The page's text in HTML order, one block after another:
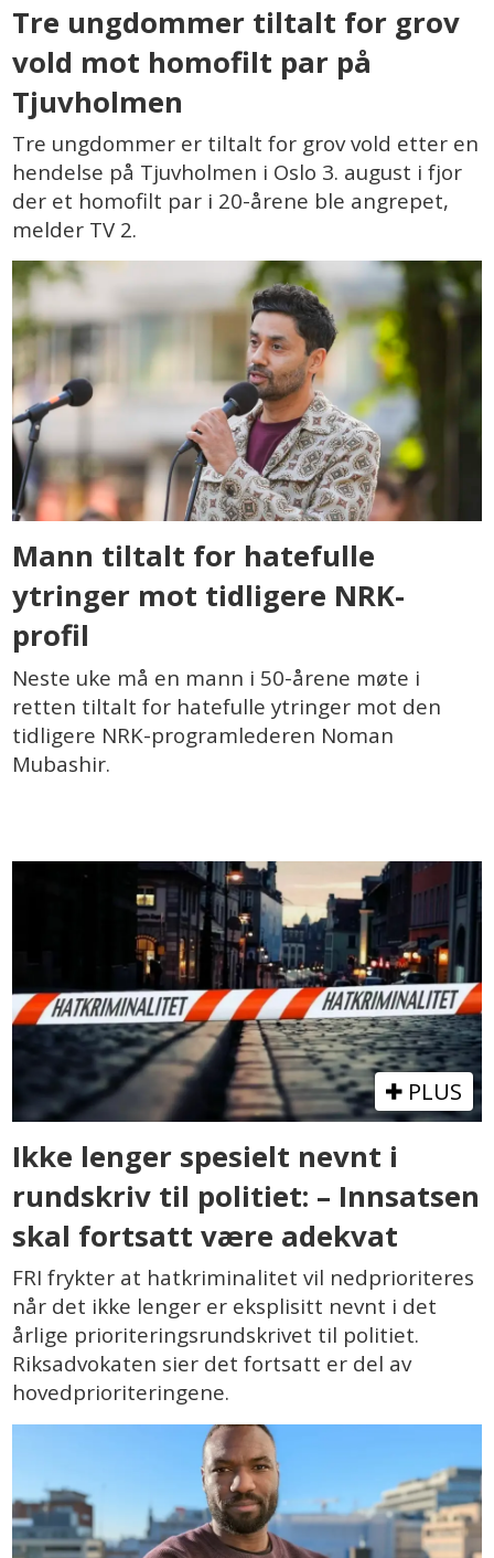
Tre ungdommer tiltalt for grov
vold mot homofilt par på
Tjuvholmen
Tre ungdommer er tiltalt for grov vold etter en
hendelse på Tjuvholmen i Oslo 3. august i fjor
der et homofilt par i 20-årene ble angrepet,
melder TV 2.
Mann tiltalt for hatefulle
ytringer mot tidligere NRK-
profil
Neste uke må en mann i 50-årene møte i
retten tiltalt for hatefulle ytringer mot den
tidligere NRK-programlederen Noman
Mubashir.
PLUS
Ikke lenger spesielt nevnt i
rundskriv til politiet: – Innsatsen
skal fortsatt være adekvat
FRI frykter at hatkriminalitet vil nedprioriteres
når det ikke lenger er eksplisitt nevnt i det
årlige prioriteringsrundskrivet til politiet.
Riksadvokaten sier det fortsatt er del av
hovedprioriteringene.